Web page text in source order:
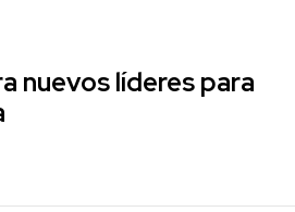
nuevos líderes para